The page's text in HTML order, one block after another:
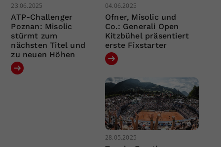
23.06.2025
ATP-Challenger
Poznan: Misolic
stürmt zum
nächsten Titel und
zu neuen Höhen
04.06.2025
Ofner, Misolic und
Co.: Generali Open
Kitzbühel präsentiert
erste Fixstarter
28.05.2025